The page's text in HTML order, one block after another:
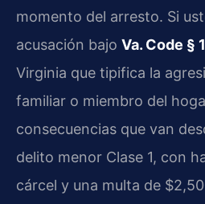
momento del arresto. Si
acusación bajo Va. Code §
Virginia que tipifica la
familiar o miembro del
consecuencias que van
delito menor Clase 1, con
cárcel y una multa de